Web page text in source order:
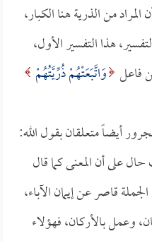
من الذرية هنا الكبار،
هذا التفسير الأول،
فاعل وَاتَّبَعَتْهُمْ ذُرِّيَّتُهُمْ
أيضاً متعلقان بقول الله:
على أن المعنى كما قال
قاصر عن إيمان الآباء،
وعمل بالأركان، فهؤلاء